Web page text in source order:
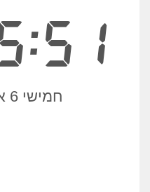
חמישי 6 אוגוסט 2026